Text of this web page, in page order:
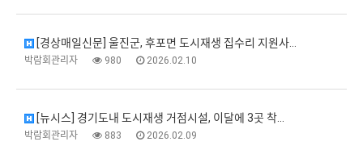
[경상매일신문] 울진군, 후포면 도시재생 집수리 지원사…
박람회관리자 980 2026.02.10
[뉴시스] 경기도내 도시재생 거점시설, 이달에 3곳 착…
박람회관리자 883 2026.02.09